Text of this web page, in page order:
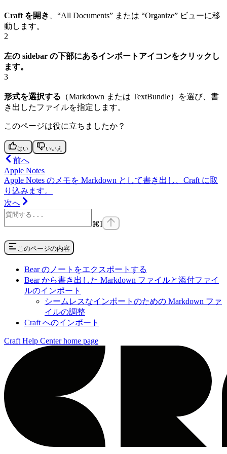
Craft を開き
、“All Documents” または “Organize” ビューに移
動します。
2
左の sidebar の下部にあるインポートアイコンをクリックし
ます。
3
形式を選択する （Markdown または TextBundle）を選び、書
き出したファイルを指定します。
このページは役に立ちましたか？
はい いいえ
前へ
Apple Notes
Apple Notes のメモを Markdown として書き出し、Craft に取
り込みます。
次へ
⌘I
このページの内容
Bear のノートをエクスポートする
Bear から書き出した Markdown ファイルと添付ファイ
ルのインポート
シームレスなインポートのための Markdown ファ
イルの調整
Craft へのインポート
Craft Help Centerhome page